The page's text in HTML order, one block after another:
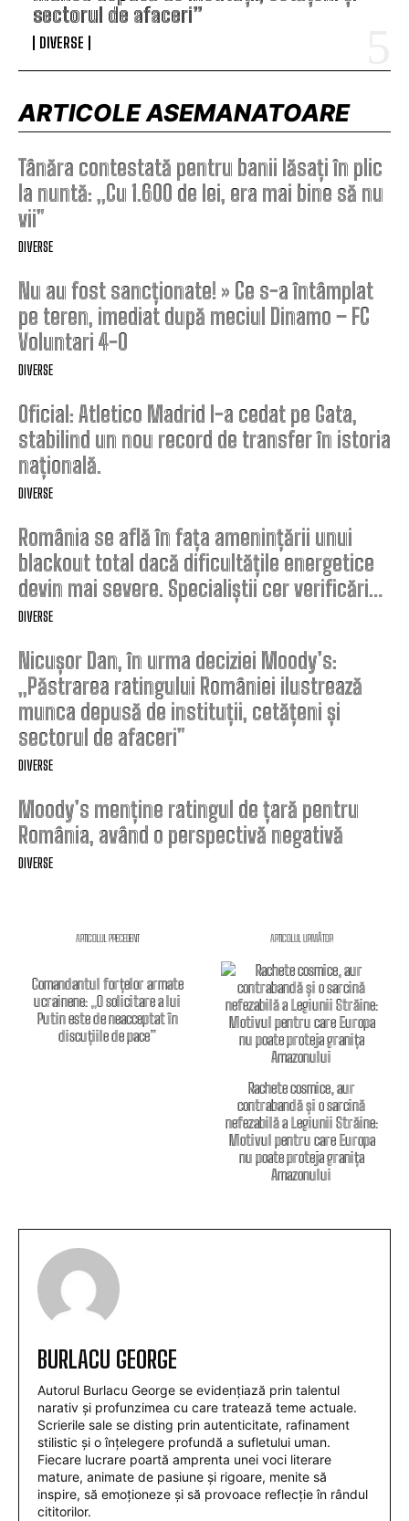
sectorul de afaceri”
DIVERSE
ARTICOLE ASEMANATOARE
Tânăra contestată pentru banii lăsați în plic
la nuntă: „Cu 1.600 de lei, era mai bine să nu
vii”
DIVERSE
Nu au fost sancționate! » Ce s-a întâmplat
pe teren, imediat după meciul Dinamo – FC
Voluntari 4-0
DIVERSE
Oficial: Atletico Madrid l-a cedat pe Gata,
stabilind un nou record de transfer în istoria
națională.
DIVERSE
România se află în fața amenințării unui
blackout total dacă dificultățile energetice
devin mai severe. Specialiștii cer verificări…
DIVERSE
Nicușor Dan, în urma deciziei Moody’s:
„Păstrarea ratingului României ilustrează
munca depusă de instituții, cetățeni și
sectorul de afaceri”
DIVERSE
Moody’s menține ratingul de țară pentru
România, având o perspectivă negativă
DIVERSE
ARTICOLUL PRECEDENT
Comandantul forțelor armate
ucrainene: „O solicitare a lui
Putin este de neacceptat în
discuțiile de pace”
ARTICOLUL URMĂTOR
Rachete cosmice, aur
contrabandă și o sarcină
nefezabilă a Legiunii Străine:
Motivul pentru care Europa
nu poate proteja granița
Amazonului
BURLACU GEORGE
Autorul Burlacu George se evidențiază prin talentul
narativ și profunzimea cu care tratează teme actuale.
Scrierile sale se disting prin autenticitate, rafinament
stilistic și o înțelegere profundă a sufletului uman.
Fiecare lucrare poartă amprenta unei voci literare
mature, animate de pasiune și rigoare, menite să
inspire, să emoționeze și să provoace reflecție în rândul
cititorilor.